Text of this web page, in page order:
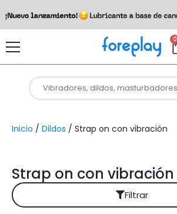
0
Inicio / Dildos / Strap on con vibración
Strap on con vibración
Filtrar